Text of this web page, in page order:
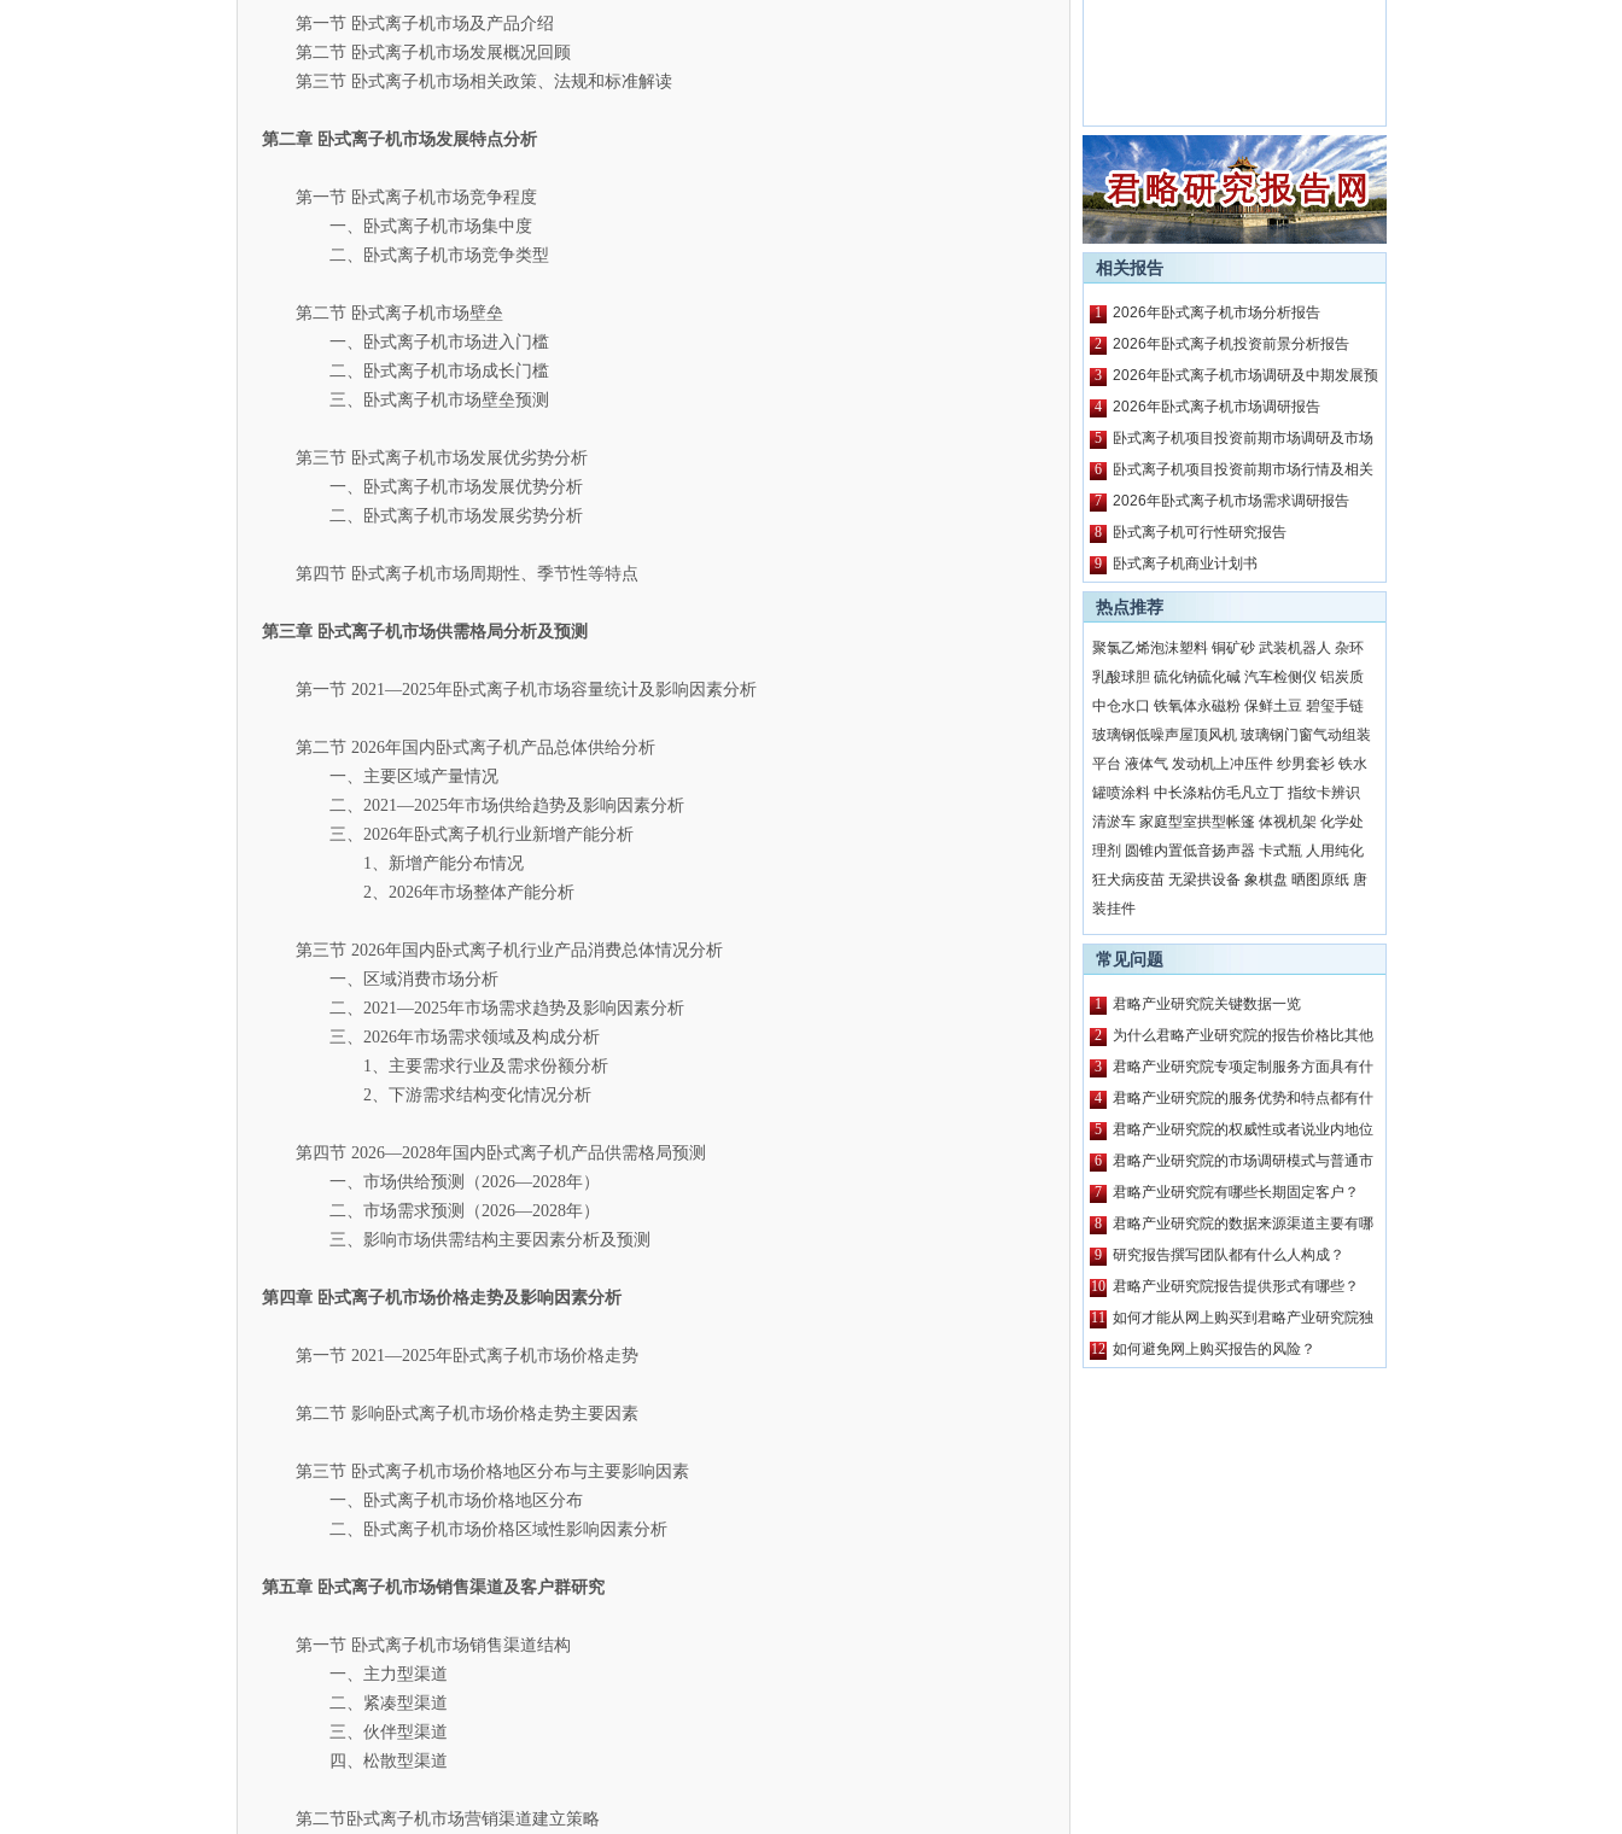
第一节 卧式离子机市场及产品介绍
第二节 卧式离子机市场发展概况回顾
第三节 卧式离子机市场相关政策、法规和标准解读
第二章 卧式离子机市场发展特点分析
第一节 卧式离子机市场竞争程度
一、卧式离子机市场集中度
二、卧式离子机市场竞争类型
第二节 卧式离子机市场壁垒
一、卧式离子机市场进入门槛
二、卧式离子机市场成长门槛
三、卧式离子机市场壁垒预测
第三节 卧式离子机市场发展优劣势分析
一、卧式离子机市场发展优势分析
二、卧式离子机市场发展劣势分析
第四节 卧式离子机市场周期性、季节性等特点
第三章 卧式离子机市场供需格局分析及预测
第一节 2021—2025年卧式离子机市场容量统计及影响因素分析
第二节 2026年国内卧式离子机产品总体供给分析
一、主要区域产量情况
二、2021—2025年市场供给趋势及影响因素分析
三、2026年卧式离子机行业新增产能分析
1、新增产能分布情况
2、2026年市场整体产能分析
第三节 2026年国内卧式离子机行业产品消费总体情况分析
一、区域消费市场分析
二、2021—2025年市场需求趋势及影响因素分析
三、2026年市场需求领域及构成分析
1、主要需求行业及需求份额分析
2、下游需求结构变化情况分析
第四节 2026—2028年国内卧式离子机产品供需格局预测
一、市场供给预测（2026—2028年）
二、市场需求预测（2026—2028年）
三、影响市场供需结构主要因素分析及预测
第四章 卧式离子机市场价格走势及影响因素分析
第一节 2021—2025年卧式离子机市场价格走势
第二节 影响卧式离子机市场价格走势主要因素
第三节 卧式离子机市场价格地区分布与主要影响因素
一、卧式离子机市场价格地区分布
二、卧式离子机市场价格区域性影响因素分析
第五章 卧式离子机市场销售渠道及客户群研究
第一节 卧式离子机市场销售渠道结构
一、主力型渠道
二、紧凑型渠道
三、伙伴型渠道
四、松散型渠道
第二节卧式离子机市场营销渠道建立策略
相关报告
1
2026年卧式离子机市场分析报告
2
2026年卧式离子机投资前景分析报告
3
2026年卧式离子机市场调研及中期发展预
测报告
4
2026年卧式离子机市场调研报告
5
卧式离子机项目投资前期市场调研及市场
前景预测报告
6
卧式离子机项目投资前期市场行情及相关
技术调研报告
7
2026年卧式离子机市场需求调研报告
8
卧式离子机可行性研究报告
9
卧式离子机商业计划书
热点推荐
聚氯乙烯泡沫塑料 铜矿砂 武装机器人 杂环
乳酸球胆 硫化钠硫化碱 汽车检侧仪 铝炭质
中仓水口 铁氧体永磁粉 保鲜土豆 碧玺手链
玻璃钢低噪声屋顶风机 玻璃钢门窗气动组装
平台 液体气 发动机上冲压件 纱男套衫 铁水
罐喷涂料 中长涤粘仿毛凡立丁 指纹卡辨识
清淤车 家庭型室拱型帐篷 体视机架 化学处
理剂 圆锥内置低音扬声器 卡式瓶 人用纯化
狂犬病疫苗 无梁拱设备 象棋盘 晒图原纸 唐
装挂件
常见问题
1
君略产业研究院关键数据一览
2
为什么君略产业研究院的报告价格比其他
公司都要高？
3
君略产业研究院专项定制服务方面具有什
么特点？
4
君略产业研究院的服务优势和特点都有什
么？
5
君略产业研究院的权威性或者说业内地位
如何？
6
君略产业研究院的市场调研模式与普通市
场调研主要区别有哪些？
7
君略产业研究院有哪些长期固定客户？
8
君略产业研究院的数据来源渠道主要有哪
些？
9
研究报告撰写团队都有什么人构成？
10 君略产业研究院报告提供形式有哪些？
11 如何才能从网上购买到君略产业研究院独
家原创的报告产品？
12 如何避免网上购买报告的风险？